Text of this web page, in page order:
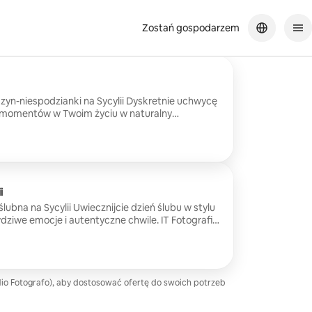
Zostań gospodarzem
niespodzianki na Sycylii Dyskretnie uchwycę
w Twoim życiu w naturalny
spontanicznych portretów jako parze.
a Trapani.
na Sycylii Uwiecznijcie dzień ślubu w stylu
emocje i autentyczne chwile. IT Fotografia
Sycylii. W naturalny sposób fotografuję Twój
emocje i autentyczne chwile.
Fotografo), aby dostosować ofertę do swoich potrzeb